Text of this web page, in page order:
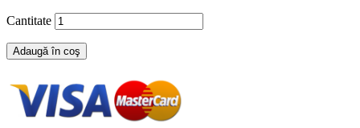
Cantitate
Adaugă în coş